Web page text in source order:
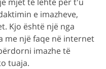
e imazheve,
Kjo është një nga
me një faqe në internet
imazhe të
tuaja.